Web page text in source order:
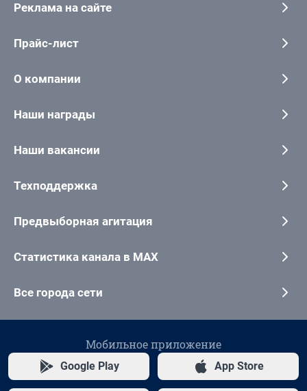
Реклама на сайте
Прайс-лист
О компании
Наши награды
Наши вакансии
Техподдержка
Предвыборная агитация
Статистика канала в MAX
Все города сети
Мобильное приложение
Google Play App Store